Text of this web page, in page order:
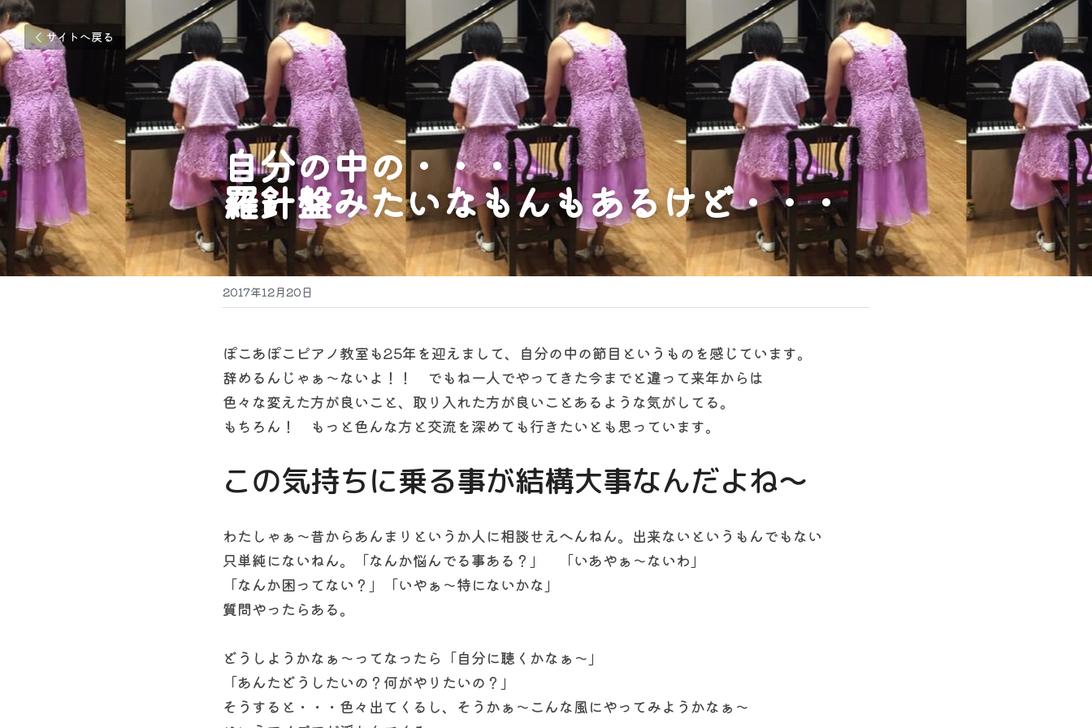
サイトへ戻る
自分の中の・・・
羅針盤みたいなもんもあるけど・・・
2017年12月20日
ぽこあぽこピアノ教室も25年を迎えまして、自分の中の節目というものを感じています。
辞めるんじゃぁ～ないよ！！　でもね一人でやってきた今までと違って来年からは
色々な変えた方が良いこと、取り入れた方が良いことあるような気がしてる。
もちろん！　もっと色んな方と交流を深めても行きたいとも思っています。
この気持ちに乗る事が結構大事なんだよね～
わたしゃぁ～昔からあんまりというか人に相談せえへんねん。出来ないというもんでもない
只単純にないねん。「なんか悩んでる事ある？」　「いあやぁ～ないわ」
「なんか困ってない？」「いやぁ～特にないかな」
質問やったらある。
どうしようかなぁ～ってなったら「自分に聴くかなぁ～」
「あんたどうしたいの？何がやりたいの？」
そうすると・・・色々出てくるし、そうかぁ～こんな風にやってみようかなぁ～